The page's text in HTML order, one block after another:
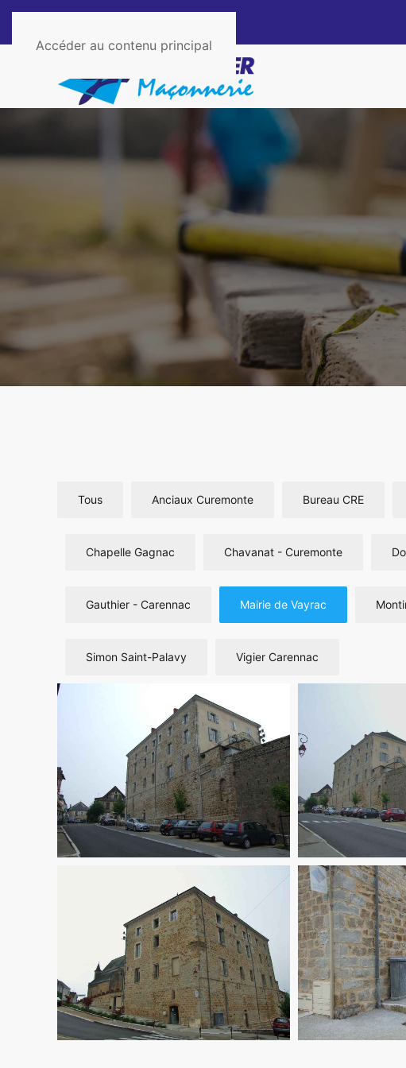
Accéder au contenu principal
Tous Anciaux Curemonte Bureau CRE
Chapelle Gagnac Chavanat - Curemonte
Gauthier - Carennac Mairie de Vayrac
Simon Saint-Palavy Vigier Carennac